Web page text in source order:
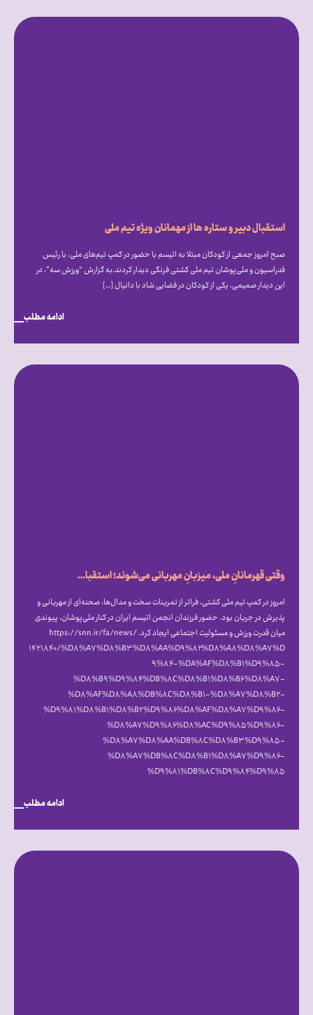
استقبال دبیر و ستاره ها از مهمانان ویژه تیم ملی
صبح امروز جمعی از کودکان مبتلا به اتیسم با حضور در کمپ تیم‌های ملی، با رئیس
فدراسیون و ملی‌پوشان تیم ملی کشتی فرنگی دیدار کردند.به گزارش “ورزش سه”، در
این دیدار صمیمی، یکی از کودکان در فضایی شاد با دانیال […]
ادامه مطلب
وقتی قهرمانانِ ملی، میزبانِ مهربانی می‌شوند؛ استقبال گرم علیرضا دبیر از فرزندان انجمن اتیسم ایران [همراه با فیلم]
امروز در کمپ تیم ملی کشتی، فراتر از تمرینات سخت و مدال‌ها، صحنه‌ای از مهربانی و
پذیرش در جریان بود. حضور فرزندان انجمن اتیسم ایران در کنار ملی‌پوشان، پیوندی
میان قدرت ورزش و مسئولیت اجتماعی ایجاد کرد. https://snn.ir/fa/news/
۱۴۲۱۸۴۰/%D۸%A۷%D۸%B۳%D۸%AA%D۹%۸۲%D۸%A۸%D۸%A۷%D
۹%۸۴-%DA%AF%D۸%B۱%D۹%۸۵-
%D۸%B۹%D۹%۸۴%DB%۸C%D۸%B۱%D۸%B۶%D۸%A۷-
%D۸%AF%D۸%A۸%DB%۸C%D۸%B۱-%D۸%A۷%D۸%B۲-
%D۹%۸۱%D۸%B۱%D۸%B۲%D۹%۸۶%D۸%AF%D۸%A۷%D۹%۸۶-
%D۸%A۷%D۹%۸۶%D۸%AC%D۹%۸۵%D۹%۸۶-
%D۸%A۷%D۸%AA%DB%۸C%D۸%B۳%D۹%۸۵-
%D۸%A۷%DB%۸C%D۸%B۱%D۸%A۷%D۹%۸۶-
%D۹%۸۱%DB%۸C%D۹%۸۴%D۹%۸۵
ادامه مطلب